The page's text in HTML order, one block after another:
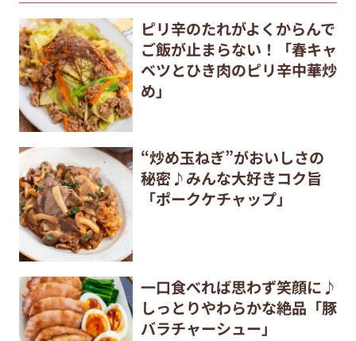
ピリ辛のたれがよくからんで
ご飯が止まらない！「春キャ
ベツとひき肉のピリ辛中華炒
め」
“炒め玉ねぎ”がおいしさの
秘密♪みんな大好きコク旨
「ポークケチャップ」
一口食べれば思わず笑顔に♪
しっとりやわらかな絶品「豚
バラチャーシュー」